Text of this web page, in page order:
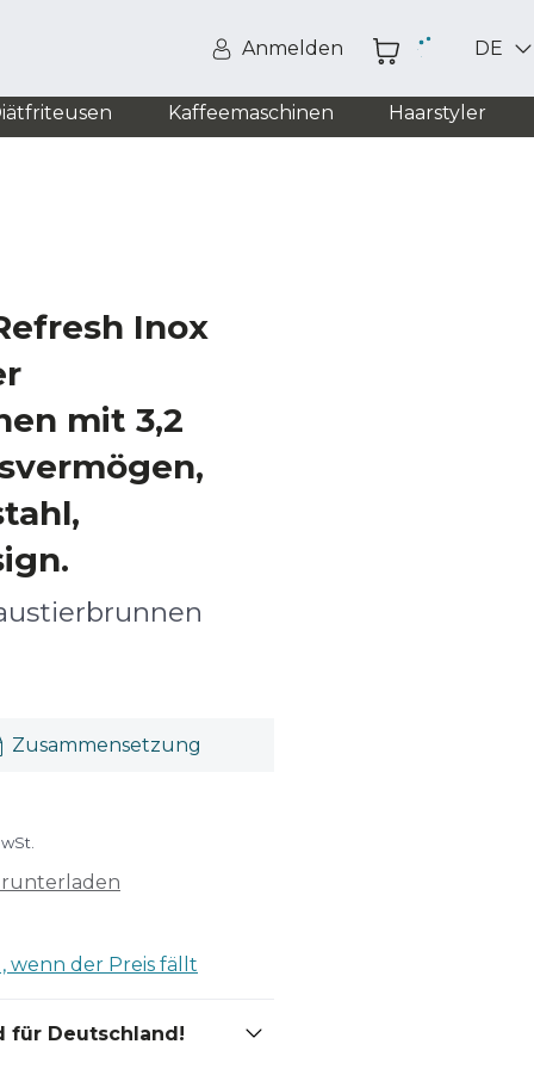
Anmelden DE
Kaffeemaschinen Haarstyler
Inox
mit 3,2
Zusammensetzung
wenn der Preis fällt
für Deutschland!